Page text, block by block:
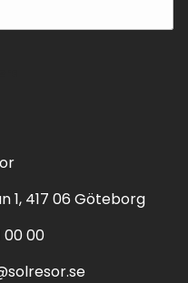
1, 417 06 Göteborg
00 00